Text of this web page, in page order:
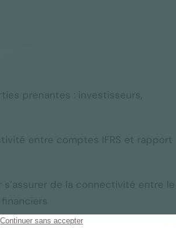
prenantes : investisseurs,
entre comptes IFRS et rapport
de la connectivité entre le